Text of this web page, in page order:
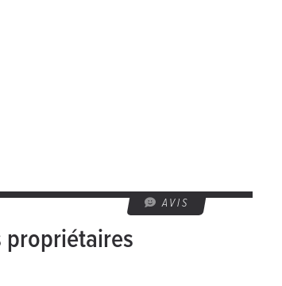
AVIS
propriétaires